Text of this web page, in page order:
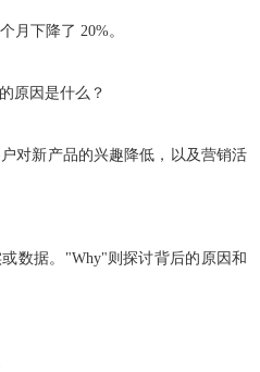
月下降了 20%。
原因是什么？
对新产品的兴趣降低，以及营销活
数据。"Why"则探讨背后的原因和